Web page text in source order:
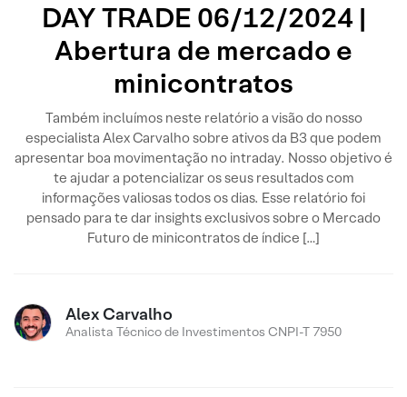
DAY TRADE 06/12/2024 |
Abertura de mercado e
minicontratos
Também incluímos neste relatório a visão do nosso
especialista Alex Carvalho sobre ativos da B3 que podem
apresentar boa movimentação no intraday. Nosso objetivo é
te ajudar a potencializar os seus resultados com
informações valiosas todos os dias. Esse relatório foi
pensado para te dar insights exclusivos sobre o Mercado
Futuro de minicontratos de índice […]
Alex Carvalho
Analista Técnico de Investimentos CNPI-T 7950